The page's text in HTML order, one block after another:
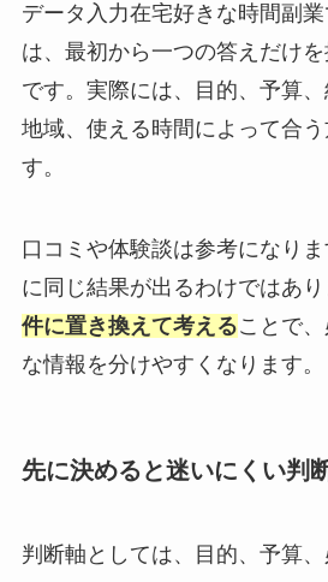
データ入力在宅好きな時間副
は、最初から一つの答えだけ
です。実際には、目的、予算
地域、使える時間によって合
す。
口コミや体験談は参考になり
に同じ結果が出るわけではあり
件に置き換えて考えることで
な情報を分けやすくなります。
先に決めると迷いにくい判
判断軸としては、目的、予算